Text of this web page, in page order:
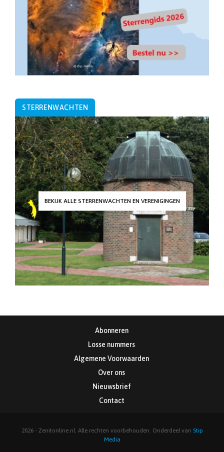
STERRENWACHTEN
BEKIJK ALLE STERRENWACHTEN EN VERENIGINGEN
Abonneren
Losse nummers
Algemene Voorwaarden
Over ons
Nieuwsbrief
Contact
2026 - Zenitonline.nl. Alle rechten voorbehouden. Onderdeel van Stip
Media